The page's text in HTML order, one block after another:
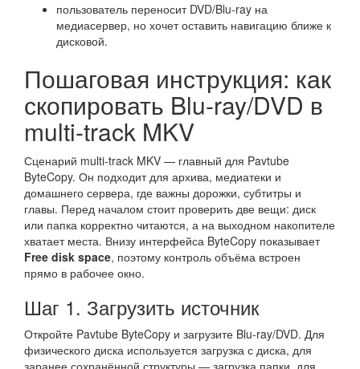
пользователь переносит DVD/Blu-ray на
медиасервер, но хочет оставить навигацию ближе к
дисковой.
Пошаговая инструкция: как
скопировать Blu-ray/DVD в
multi-track MKV
Сценарий multi-track MKV — главный для Pavtube
ByteCopy. Он подходит для архива, медиатеки и
домашнего сервера, где важны дорожки, субтитры и
главы. Перед началом стоит проверить две вещи: диск
или папка корректно читаются, а на выходном накопителе
хватает места. Внизу интерфейса ByteCopy показывает
Free disk space, поэтому контроль объёма встроен
прямо в рабочее окно.
Шаг 1. Загрузить источник
Откройте Pavtube ByteCopy и загрузите Blu-ray/DVD. Для
физического диска используется загрузка с диска, для